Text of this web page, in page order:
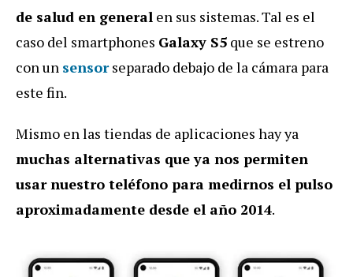
de salud en general en sus sistemas. Tal es el
caso del smartphones Galaxy S5 que se estreno
con un sensorseparado debajo de la cámara para
este fin.
Mismo en las tiendas de aplicaciones hay ya
muchas alternativas que ya nos permiten
usar nuestro teléfono para medirnos el pulso
aproximadamente desde el año 2014.